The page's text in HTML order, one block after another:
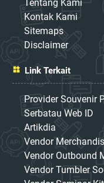
Tentang Kami
Kontak Kami
Sitemaps
Disclaimer
Link Terkait
Provider Souvenir
Serbatau Web ID
Artikdia
Vendor
Vendor Outbound
Vendor Tumbler